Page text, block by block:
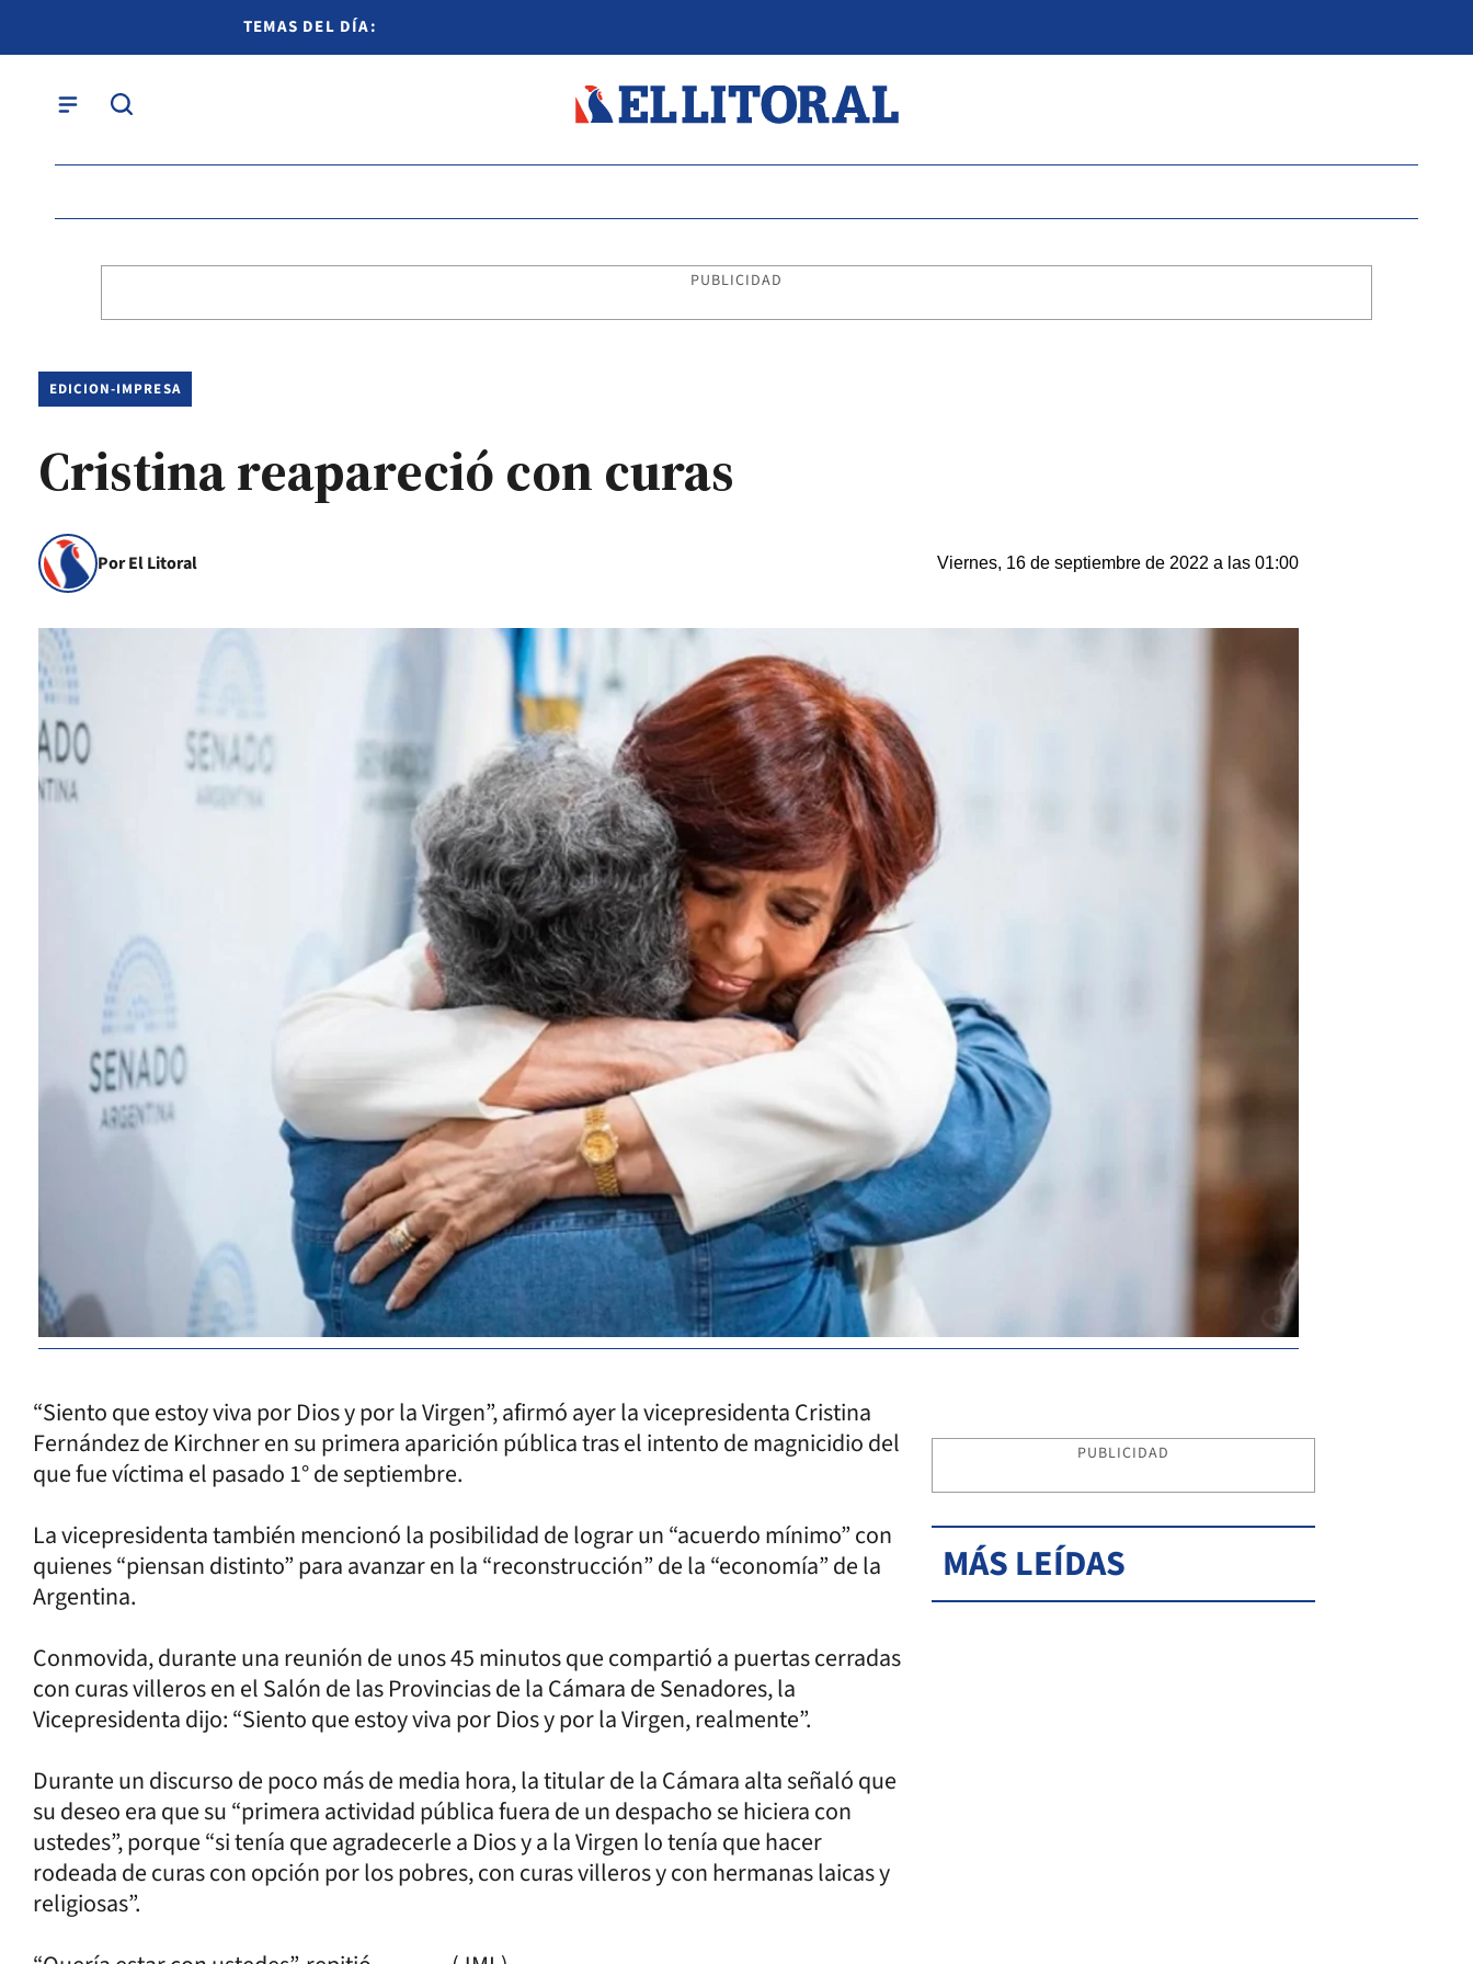
TEMAS DEL DÍA:
PUBLICIDAD
EDICION-IMPRESA
Cristina reapareció con curas
Por El Litoral Viernes, 16 de septiembre de 2022 a las 01:00
“Siento que estoy viva por Dios y por la Virgen”, afirmó ayer la vicepresidenta Cristina
Fernández de Kirchner en su primera aparición pública tras el intento de magnicidio del
que fue víctima el pasado 1° de septiembre.
La vicepresidenta también mencionó la posibilidad de lograr un “acuerdo mínimo” con
quienes “piensan distinto” para avanzar en la “reconstrucción” de la “economía” de la
Argentina.
Conmovida, durante una reunión de unos 45 minutos que compartió a puertas cerradas
con curas villeros en el Salón de las Provincias de la Cámara de Senadores, la
Vicepresidenta dijo: “Siento que estoy viva por Dios y por la Virgen, realmente”.
Durante un discurso de poco más de media hora, la titular de la Cámara alta señaló que
su deseo era que su “primera actividad pública fuera de un despacho se hiciera con
ustedes”, porque “si tenía que agradecerle a Dios y a la Virgen lo tenía que hacer
rodeada de curas con opción por los pobres, con curas villeros y con hermanas laicas y
religiosas”.
PUBLICIDAD
MÁS LEÍDAS